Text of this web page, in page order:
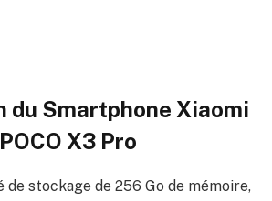
du Smartphone Xiaomi
POCO X3 Pro
de stockage de 256 Go de mémoire,